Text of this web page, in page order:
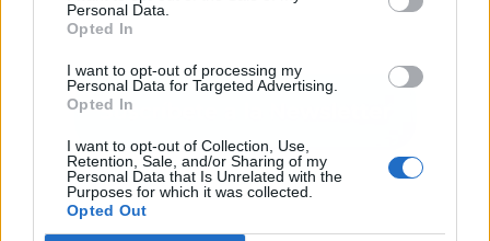
Personal Data.
Opted In
I want to opt-out of processing my
Personal Data for Targeted Advertising.
Opted In
I want to opt-out of Collection, Use,
Retention, Sale, and/or Sharing of my
Personal Data that Is Unrelated with the
Purposes for which it was collected.
Opted Out